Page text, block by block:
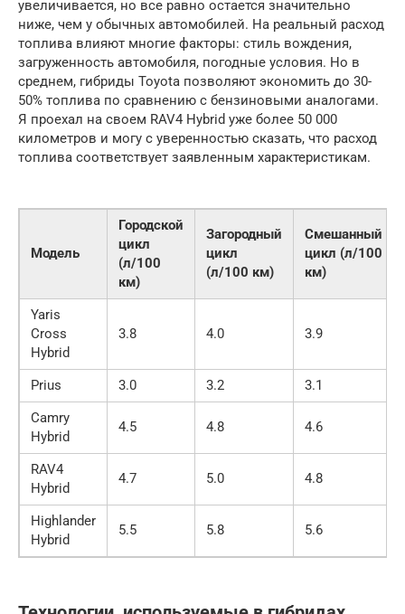
увеличивается, но все равно остается значительно
ниже, чем у обычных автомобилей. На реальный расход
топлива влияют многие факторы: стиль вождения,
загруженность автомобиля, погодные условия. Но в
среднем, гибриды Toyota позволяют экономить до 30-
50% топлива по сравнению с бензиновыми аналогами.
Я проехал на своем RAV4 Hybrid уже более 50 000
километров и могу с уверенностью сказать, что расход
топлива соответствует заявленным характеристикам.
Модель
Городской
цикл
(л/100
км)
Загородный
цикл
(л/100 км)
Смешанный
цикл (л/100
км)
Yaris
Cross
Hybrid
3.8 4.0 3.9
Prius 3.0 3.2
3.1
Camry
Hybrid
4.5 4.8 4.6
RAV4
Hybrid
4.7 5.0 4.8
Highlander
Hybrid
5.5 5.8 5.6